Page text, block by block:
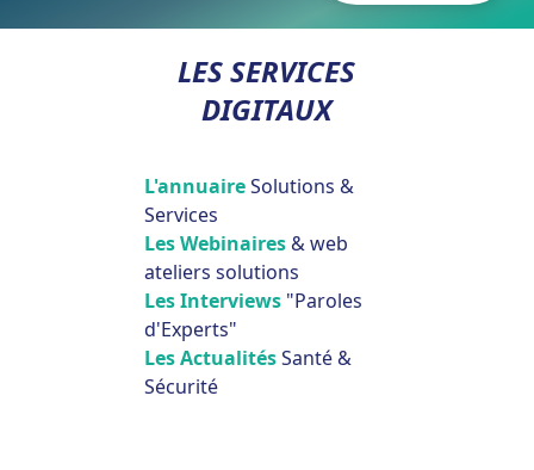
LES SERVICES
DIGITAUX
L'annuaireSolutions &
Services
Les Webinaires& web
ateliers solutions
Les Interviews "Paroles
d'Experts"
Les ActualitésSanté &
Sécurité